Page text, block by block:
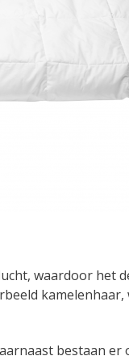
waardoor het
bestaan er